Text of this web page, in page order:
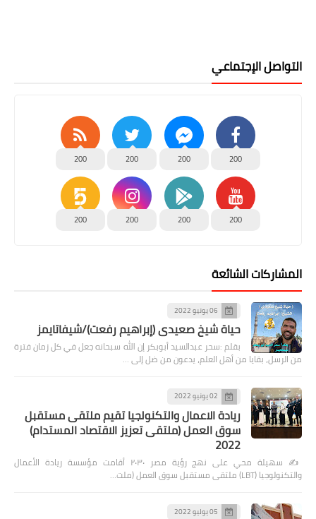
التواصل الإجتماعي
200
200
200
200
200
200
200
200
المشاركات الشائعة
06 يونيو 2022
حياة شيخ صعيدى (إبراهيم رفعت)/شيفاتايمز
بقلم :سحر عبدالسيد أبوبكر إن الله سبحانه جعل في كل زمان فترة
من الرسل، بقايا من أهل العلم، يدعون من ضل إلى …
02 يونيو 2022
ريادة الاعمال والتكنولجيا تقيم ملتقى مستقبل
سوق العمل (ملتقى تعزيز الاقتصاد المستدام)
2022
✍️ سهيلة محي على نهج رؤية مصر ٢٠٣٠ أقامت مؤسسة ريادة الأعمال
والتكنولوجيا (LBT) ملتقى مستقبل سوق العمل (ملت…
05 يوليو 2022